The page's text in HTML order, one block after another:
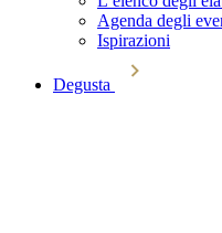
Agenda degli
Ispirazioni
Degusta